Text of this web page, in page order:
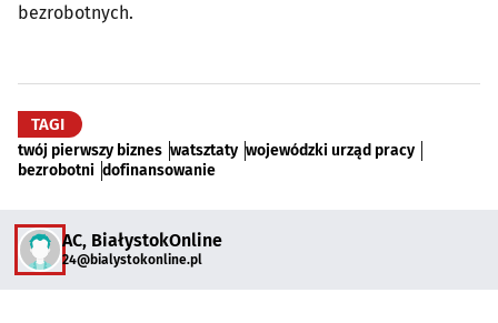
bezrobotnych.
TAGI
twój pierwszy biznes watsztaty wojewódzki urząd pracy
bezrobotni dofinansowanie
AC, BiałystokOnline
24@bialystokonline.pl